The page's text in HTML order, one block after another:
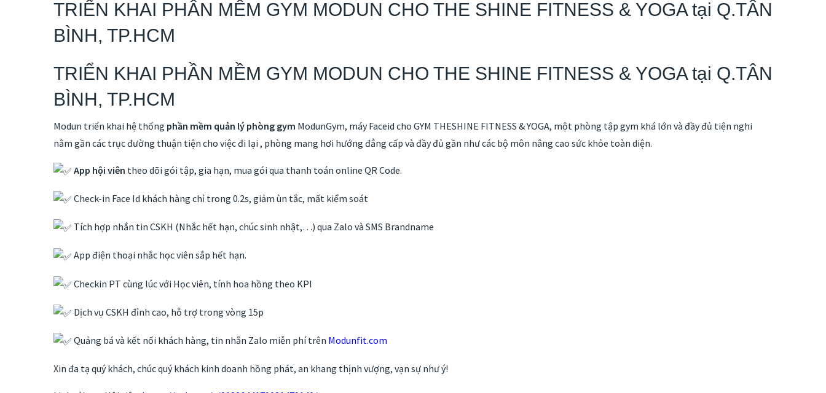
TRIỂN KHAI PHẦN MỀM GYM MODUN CHO THE SHINE FITNESS & YOGA tại Q.TÂN
BÌNH, TP.HCM
TRIỂN KHAI PHẦN MỀM GYM MODUN CHO THE SHINE FITNESS & YOGA tại Q.TÂN
BÌNH, TP.HCM
Modun triển khai hệ thống phần mềm quản lý phòng gym ModunGym, máy Faceid cho GYM THESHINE FITNESS & YOGA, một phòng tập gym khá lớn và đầy đủ tiện nghi
nằm gần các trục đường thuận tiện cho việc đi lại , phòng mang hơi hướng đẳng cấp và đầy đủ gần như các bộ môn nâng cao sức khỏe toàn diện.
App hội viên theo dõi gói tập, gia hạn, mua gói qua thanh toán online QR Code.
Check-in Face Id khách hàng chỉ trong 0.2s, giảm ùn tắc, mất kiểm soát
Tích hợp nhắn tin CSKH (Nhắc hết hạn, chúc sinh nhật,…) qua Zalo và SMS Brandname
App điện thoại nhắc học viên sắp hết hạn.
Checkin PT cùng lúc với Học viên, tính hoa hồng theo KPI
Dịch vụ CSKH đỉnh cao, hỗ trợ trong vòng 15p
Quảng bá và kết nối khách hàng, tin nhắn Zalo miễn phí trên Modunfit.com
Xin đa tạ quý khách, chúc quý khách kinh doanh hồng phát, an khang thịnh vượng, vạn sự như ý!